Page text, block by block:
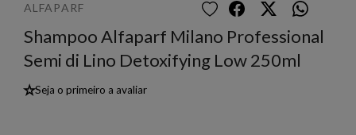
ALFAPARF
Shampoo Alfaparf Milano Professional
Semi di Lino Detoxifying Low 250ml
★Seja o primeiro a avaliar